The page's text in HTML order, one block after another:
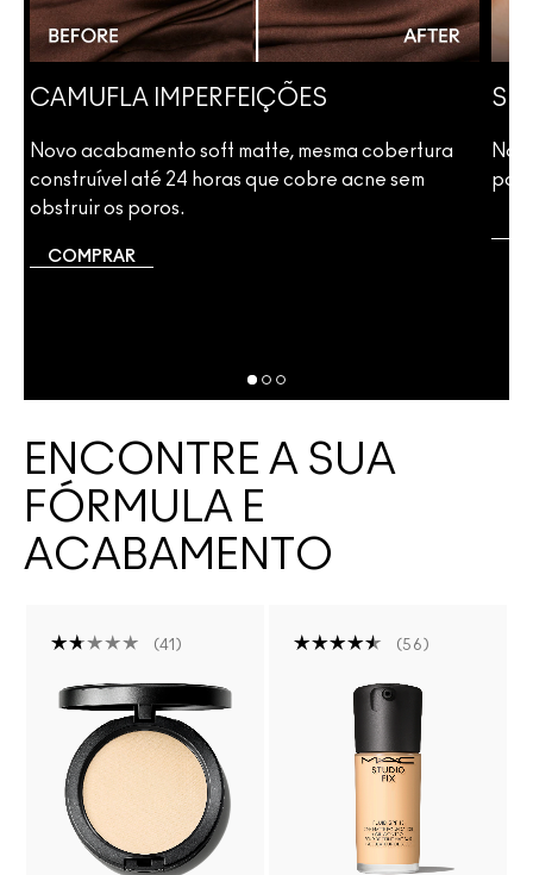
CAMUFLA IMPERFEIÇÕES
Novo acabamento soft matte, mesma cobertura
construível até 24 horas que cobre acne sem
obstruir os poros.
COMPRAR
ENCONTRE A SUA
FÓRMULA E
ACABAMENTO
41 56